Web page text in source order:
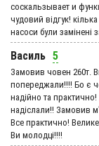
соскальзывает и
чудовий вiдгук!
насоси були замінені
Василь 5
Замовив човен 260т.
попереджали!!!! Бо є
надійно та
надіслали!! Замовив
Все практично!
Ви молодці!!!!